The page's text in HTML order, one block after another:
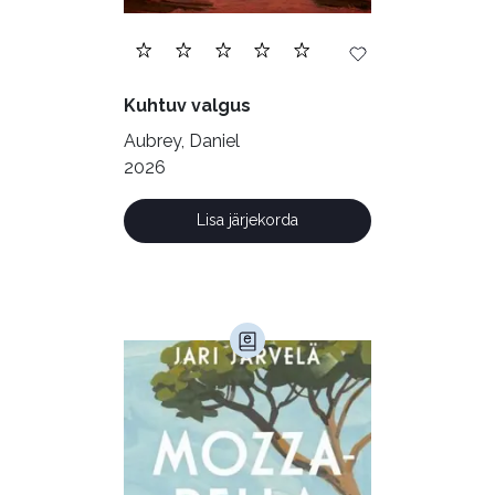
Krimi ja põnevik (1286)
Kultuur ja teadus (45)
Kunst ja looming (86)
Laste- ja noortekirjandus (581)
Loodusteadus (32)
Maamajandus (24)
Majandus (34)
Perioodika (15)
Psühholoogia (186)
Kuhtuv valgus
Aubrey, Daniel
2026
Lisa järjekorda